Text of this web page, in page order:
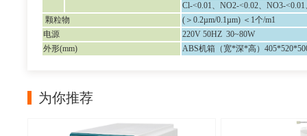
Cl-<0.01、NO2-<0.02、NO3-
颗粒物
(＞0.2µm/0.1µm) ＜1个/m1
电源
220V 50HZ 30~80W
外形(mm) ABS机箱（宽*深*高）
为你推荐